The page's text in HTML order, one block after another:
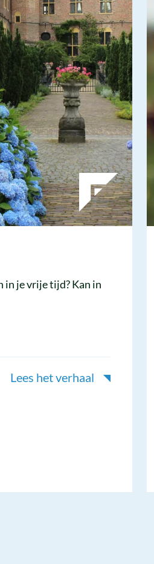
in je vrije tijd? Kan in
Lees het verhaal